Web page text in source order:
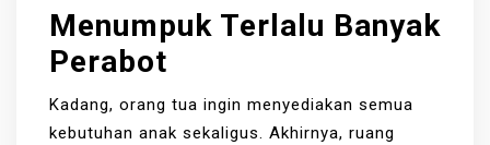
Menumpuk Terlalu Banyak
Perabot
Kadang, orang tua ingin menyediakan semua
kebutuhan anak sekaligus. Akhirnya, ruang